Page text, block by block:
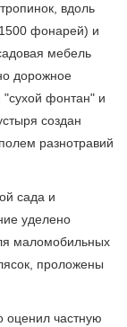
вдоль
фонарей) и
мебель
дорожное
"сухой фонтан" и
создан
разнотравий
сада и
уделено
маломобильных
проложены
оценил частную